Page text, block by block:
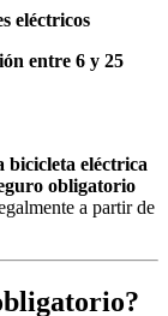
eléctricos
entre 6 y 25
bicicleta eléctrica
obligatorio
a partir de